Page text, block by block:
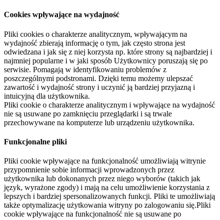
Cookies wpływające na wydajność
Pliki cookies o charakterze analitycznym, wpływającym na
wydajność zbierają informację o tym, jak często strona jest
odwiedzana i jak się z niej korzysta np. które strony są najbardziej i
najmniej popularne i w jaki sposób Użytkownicy poruszają się po
serwisie. Pomagają w identyfikowaniu problemów z
poszczególnymi podstronami. Dzięki temu możemy ulepszać
zawartość i wydajność strony i uczynić ją bardziej przyjazną i
intuicyjną dla użytkownika.
Pliki cookie o charakterze analitycznym i wpływające na wydajność
nie są usuwane po zamknięciu przeglądarki i są trwale
przechowywane na komputerze lub urządzeniu użytkownika.
Funkcjonalne pliki
Pliki cookie wpływające na funkcjonalność umożliwiają witrynie
przypomnienie sobie informacji wprowadzonych przez
użytkownika lub dokonanych przez niego wyborów (takich jak
język, wyrażone zgody) i mają na celu umożliwienie korzystania z
lepszych i bardziej spersonalizowanych funkcji. Pliki te umożliwiają
także optymalizację użytkowania witryny po zalogowaniu się.Pliki
cookie wpływające na funkcjonalność nie są usuwane po